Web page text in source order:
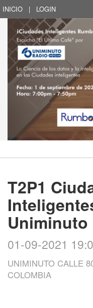
INICIO | LOGIN
T2P1
Uniminuto
01-09-2021
UNIMINUTO CALLE
COLOMBIA